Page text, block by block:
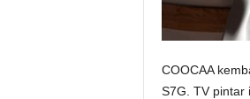
COOCAA
S7G. TV pintar